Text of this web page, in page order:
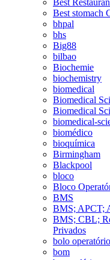
Best stomach
bhpal
bhs
Big88
bilbao
Biochemie
biochemistry
biomedical
Biomedical
Biomedical
biomedical-
biomédico
bioquímica
Birmingham
Blackpool
bloco
Bloco
BMS
BMS; APCT;
BMS; CBL;
Privados
bolo operatório
bom